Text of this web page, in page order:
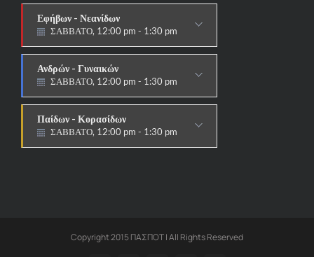
Εφήβων - Νεανίδων
ΣΑΒΒΑΤΟ, 12:00 pm - 1:30 pm
Ανδρών - Γυναικών
ΣΑΒΒΑΤΟ, 12:00 pm - 1:30 pm
Παίδων - Κορασίδων
ΣΑΒΒΑΤΟ, 12:00 pm - 1:30 pm
Copyright 2015 ΠΑΣΠΟΤ | All Rights Reserved